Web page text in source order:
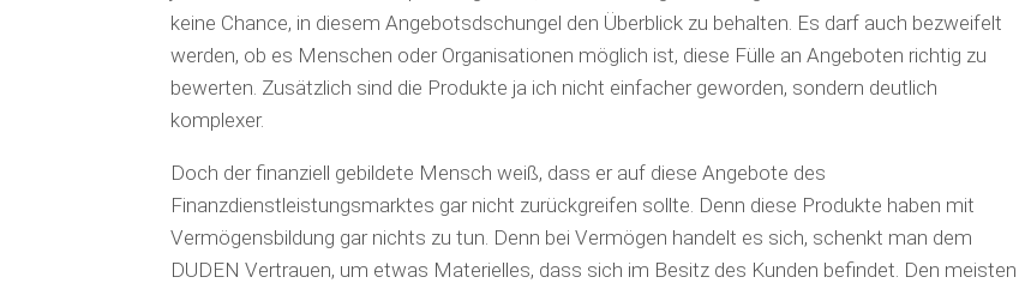
keine Chance, in diesem Angebotsdschungel den Überblick zu behalten. Es darf auch bezweifelt
werden, ob es Menschen oder Organisationen möglich ist, diese Fülle an Angeboten richtig zu
bewerten. Zusätzlich sind die Produkte ja ich nicht einfacher geworden, sondern deutlich
komplexer.
Doch der finanziell gebildete Mensch weiß, dass er auf diese Angebote des
Finanzdienstleistungsmarktes gar nicht zurückgreifen sollte. Denn diese Produkte haben mit
Vermögensbildung gar nichts zu tun. Denn bei Vermögen handelt es sich, schenkt man dem
DUDEN Vertrauen, um etwas Materielles, dass sich im Besitz des Kunden befindet. Den meisten